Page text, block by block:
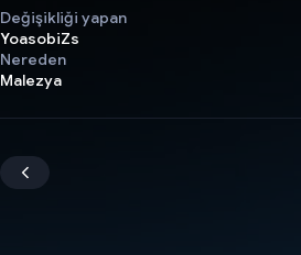
Değişikliği yapan
YoasobiZs
Nereden
Malezya